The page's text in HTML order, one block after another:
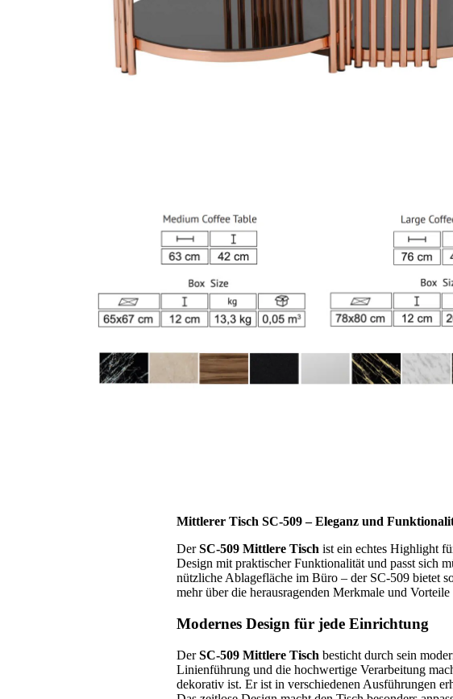
Mittlerer Tisch SC-509 – Eleganz und
DerSC-509 Mittlere Tisch ist ein echtes Highlight
Design mit praktischer Funktionalität und passt sich
nützliche Ablagefläche im Büro – der SC-509 bietet
mehr über die herausragenden Merkmale und
Modernes Design für jede Einrichtung
DerSC-509 Mittlere Tisch besticht durch sein
Linienführung und die hochwertige Verarbeitung
dekorativ ist. Er ist in verschiedenen Ausführungen